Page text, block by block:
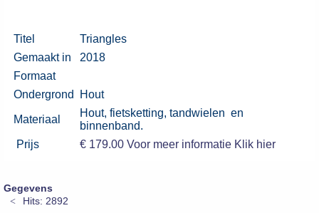
Titel
Triangles
Gemaakt in
2018
Formaat
Ondergrond
Hout
Materiaal
Hout, fietsketting, tandwielen en
binnenband.
Prijs
€ 179.00 Voor meer informatie Klik hier
Gegevens
Hits: 2892